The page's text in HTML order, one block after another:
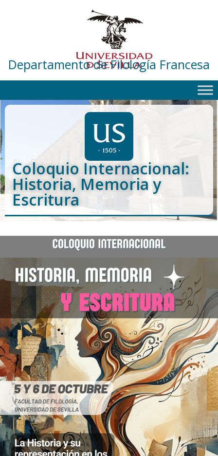
Departamento de Filología Francesa
Coloquio Internacional:
Historia, Memoria y
Escritura